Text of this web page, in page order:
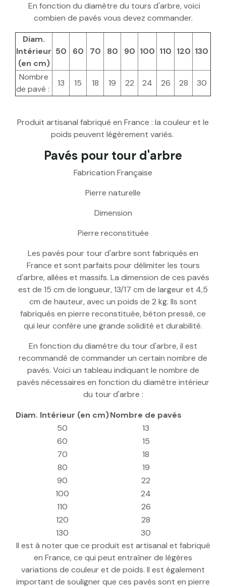
En fonction du diamètre du tours d'arbre, voici
combien de pavés vous devez commander.
Diam.
Intérieur
(en cm)
50 60 70 80 90 100 110 120 130
Nombre
de pavé :
13 15 18 19 22 24 26 28 30
Produit artisanal fabriqué en France : la couleur et le
poids peuvent légèrement variés.
Pavés pour tour d'arbre
Fabrication Française
Pierre naturelle
Dimension
Pierre reconstituée
Les pavés pour tour d'arbre sont fabriqués en
France et sont parfaits pour délimiter les tours
d'arbre, allées et massifs. La dimension de ces pavés
est de 15 cm de longueur, 13/17 cm de largeur et 4,5
cm de hauteur, avec un poids de 2 kg. Ils sont
fabriqués en pierre reconstituée, béton pressé, ce
qui leur confère une grande solidité et durabilité.
En fonction du diamètre du tour d'arbre, il est
recommandé de commander un certain nombre de
pavés. Voici un tableau indiquant le nombre de
pavés nécessaires en fonction du diamètre intérieur
du tour d'arbre :
Diam. Intérieur (en cm)Nombre de pavés
50
13
60
15
70
18
80
19
90
22
100
24
110
26
120
28
130
30
Il est à noter que ce produit est artisanal et fabriqué
en France, ce qui peut entraîner de légères
variations de couleur et de poids. Il est également
important de souligner que ces pavés sont en pierre